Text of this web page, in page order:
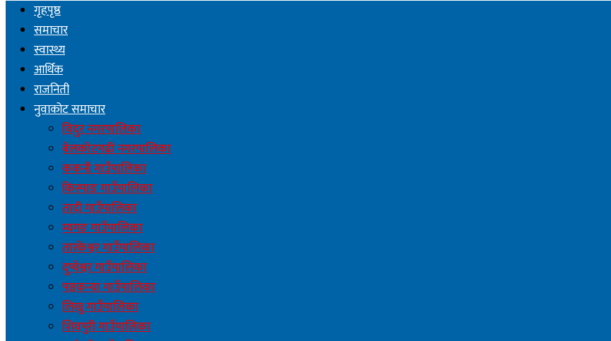
गृहपृष्ठ
समाचार
स्वास्थ्य
आर्थिक
राजनिती
नुवाकोट समाचार
विदुर नगरपालिका
बेलकोटगढी नगरपालिका
ककनी गाउँपालिका
किस्पाङ गाउँपालिका
तादी गाउँपालिका
म्यगङ गाउँपालिका
तारकेश्वर गाउँपालिका
दुप्चेश्वर गाउँपालिका
पञ्चकन्या गाउँपालिका
लिखु गाउँपालिका
शिवपुरी गाउँपालिका